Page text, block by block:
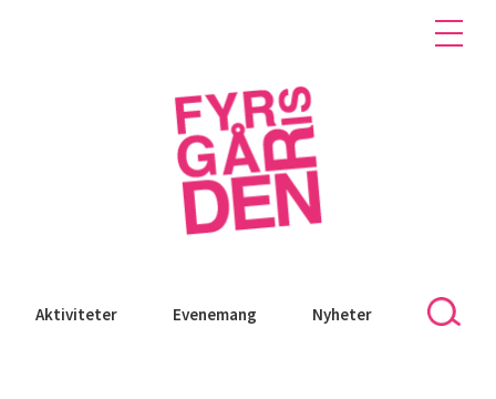
Aktiviteter Evenemang Nyheter